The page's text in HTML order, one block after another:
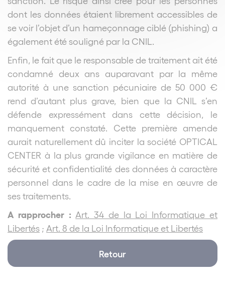
dont les données étaient librement accessibles de
se voir l’objet d’un hameçonnage ciblé (phishing) a
également été souligné par la CNIL.
Enfin, le fait que le responsable de traitement ait été
condamné deux ans auparavant par la même
autorité à une sanction pécuniaire de 50 000 €
rend d’autant plus grave, bien que la CNIL s’en
défende expressément dans cette décision, le
manquement constaté. Cette première amende
aurait naturellement dû inciter la société OPTICAL
CENTER à la plus grande vigilance en matière de
sécurité et confidentialité des données à caractère
personnel dans le cadre de la mise en œuvre de
ses traitements.
A rapprocher : Art. 34 de la Loi Informatique et
Libertés ; Art. 8 de la Loi Informatique et Libertés
Retour